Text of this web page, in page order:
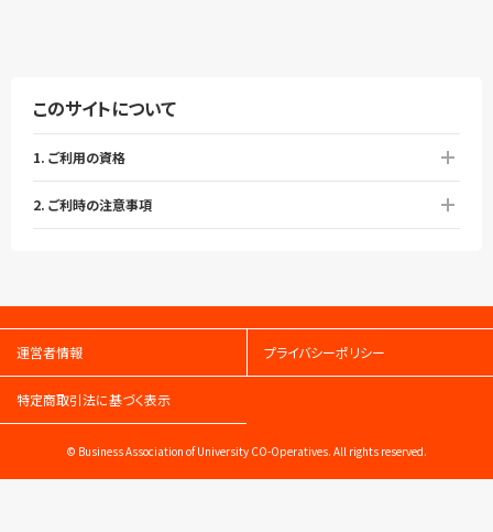
このサイトについて
1. ご利用の資格
2. ご利時の注意事項
運営者情報 プライバシーポリシー
特定商取引法に基づく表示
© Business Association of University CO-Operatives. All rights reserved.